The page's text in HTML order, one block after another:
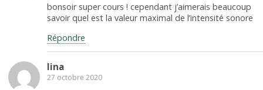
bonsoir super cours ! cependant j’aimerais beaucoup
savoir quel est la valeur maximal de l’intensité sonore
Répondre
lina
27 octobre 2020